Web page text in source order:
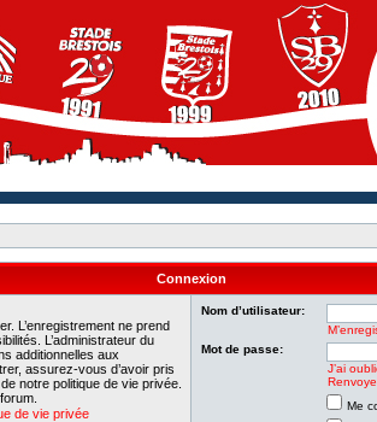
Connexion
L’enregistrement ne prend
L’administrateur du
additionnelles aux
assurez-vous d’avoir pris
notre politique de vie privée.
de vie privée
Nom d’utilisateur:
Mot de passe:
J’ai
Me